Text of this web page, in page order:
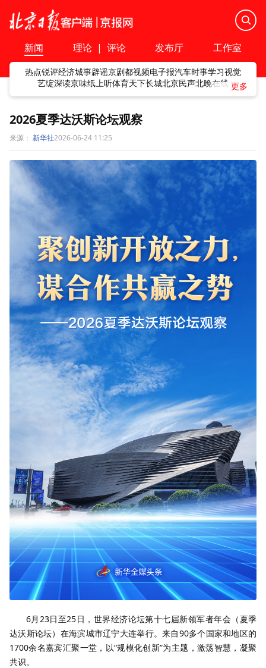
新闻 理论 | 评论 发布厅 工作室
热点锐评经济城事辟谣京剧都视频电子报汽车时事学习视觉
艺绽深读京味纸上听体育天下长城北京民声北晚在线
2026夏季达沃斯论坛观察
来源： 新华社2026-06-24 11:25
6月23日至25日，世界经济论坛第十七届新领军者年会（夏季
达沃斯论坛）在海滨城市辽宁大连举行。来自90多个国家和地区的
1700余名嘉宾汇聚一堂，以“规模化创新”为主题，激荡智慧，凝聚
共识。